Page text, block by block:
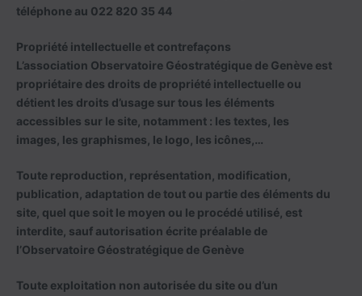
téléphone au 022 820 35 44
Propriété intellectuelle et contrefaçons
L’association Observatoire Géostratégique de Genève est
propriétaire des droits de propriété intellectuelle ou
détient les droits d’usage sur tous les éléments
accessibles sur le site, notamment : les textes, les
images, les graphismes, le logo, les icônes,…
Toute reproduction, représentation, modification,
publication, adaptation de tout ou partie des éléments du
site, quel que soit le moyen ou le procédé utilisé, est
interdite, sauf autorisation écrite préalable de
l’Observatoire Géostratégique de Genève
Toute exploitation non autorisée du site ou d’un